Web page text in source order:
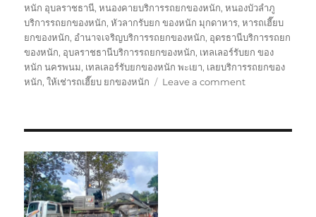
หนัก อุบลราชธานี,หนองคายบริการรถยกของหนัก,หนองบัวลำภู
บริการรถยกของหนัก,หัวลากรับยก ของหนัก มุกดาหาร,หารถเฮี๊ยบ
ยกของหนัก, อำนาจเจริญบริการรถยกของหนัก, อุดรธานีบริการรถยก
ของหนัก, อุบลราชธานีบริการรถยกของหนัก, เทลเลอร์รับยก ของ
หนัก นครพนม, เทลเลอร์รับยกของหนัก พะเยา, เลยบริการรถยกของ
หนัก,ให้เช่ารถเฮี๊ยบ ยกของหนัก Leave a commenton